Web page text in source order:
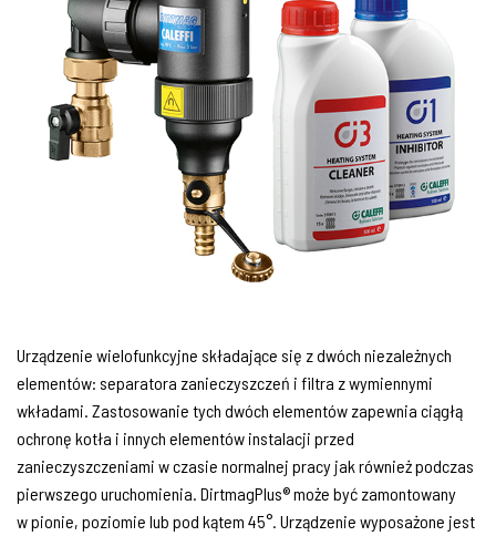
Urządzenie wielofunkcyjne składające się z dwóch niezależnych
elementów: separatora zanieczyszczeń i filtra z wymiennymi
wkładami. Zastosowanie tych dwóch elementów zapewnia ciągłą
ochronę kotła i innych elementów instalacji przed
zanieczyszczeniami w czasie normalnej pracy jak również podczas
pierwszego uruchomienia. DirtmagPlus® może być zamontowany
w pionie, poziomie lub pod kątem 45°. Urządzenie wyposażone jest